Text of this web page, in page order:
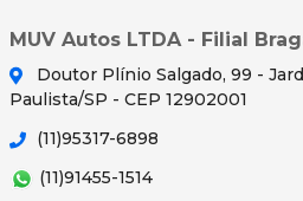
MUV Autos LTDA - Filial
Doutor Plínio Salgado, 99 -
Paulista/SP - CEP 12902001
(11)95317-6898
(11)91455-1514